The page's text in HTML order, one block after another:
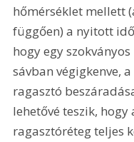
hőmérséklet mellett
függően) a nyitott
hogy egy
sávban végigkenve,
ragasztó
lehetővé teszik,
ragasztóréteg teljes